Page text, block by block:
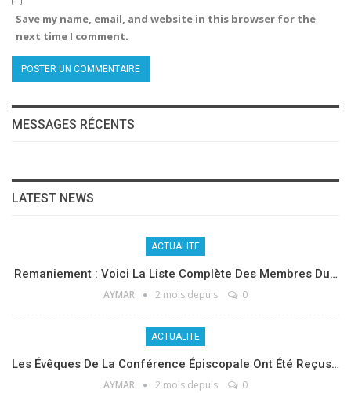
Save my name, email, and website in this browser for the
next time I comment.
MESSAGES RÉCENTS
LATEST NEWS
ACTUALITE
Remaniement : Voici La Liste Complète Des Membres Du…
AYMAR 2 mois depuis 0
ACTUALITE
Les Évêques De La Conférence Épiscopale Ont Été Reçus…
AYMAR 2 mois depuis 0